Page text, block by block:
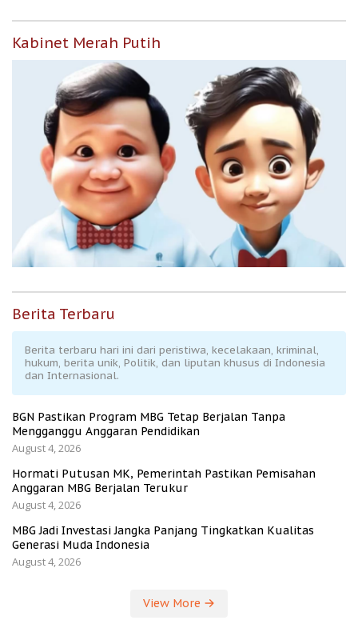
Kabinet Merah Putih
Berita Terbaru
Berita terbaru hari ini dari peristiwa, kecelakaan, kriminal,
hukum, berita unik, Politik, dan liputan khusus di Indonesia
dan Internasional.
BGN Pastikan Program MBG Tetap Berjalan Tanpa
Mengganggu Anggaran Pendidikan
August 4, 2026
Hormati Putusan MK, Pemerintah Pastikan Pemisahan
Anggaran MBG Berjalan Terukur
August 4, 2026
MBG Jadi Investasi Jangka Panjang Tingkatkan Kualitas
Generasi Muda Indonesia
August 4, 2026
View More